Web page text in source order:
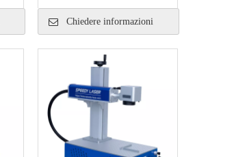
Chiedere informazioni